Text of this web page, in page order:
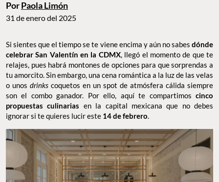
PorPaola Limón
31 de enero del 2025
Si sientes que el tiempo se te viene encima y aún no sabes dónde
celebrar San Valentín en la CDMX, llegó el momento de que te
relajes, pues habrá montones de opciones para que sorprendas a
tu amorcito. Sin embargo, una cena romántica a la luz de las velas
o unos drinks coquetos en un spot de atmósfera cálida siempre
son el combo ganador. Por ello, aquí te compartimos cinco
propuestas culinarias en la capital mexicana que no debes
ignorar si te quieres lucir este 14 de febrero.